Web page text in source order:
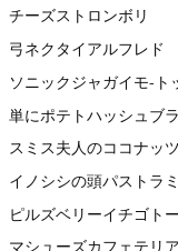
チーズストロンボリ
弓ネクタイアルフレド
ソニックジャガイモ-ト
単にポテトハッシュブ
スミス夫人のココナッ
イノシシの頭パストラ
ピルズベリーイチゴト
マシューズカフェテリ